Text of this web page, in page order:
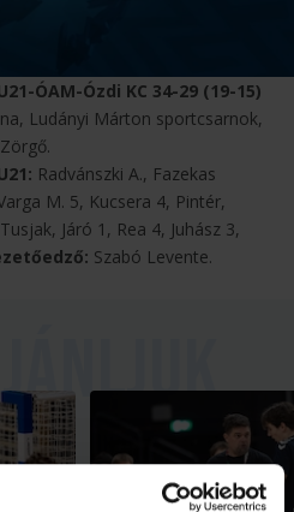
ÓAM-Ózdi KC 34-29 (19-15)
Ludányi Márton sportcsarnok,
Radvánszki A., Fazekas
M. 5, Kucsera 4, Pintér,
Járó 1, Rea 4, Juhász 3,
Szabó Levente.